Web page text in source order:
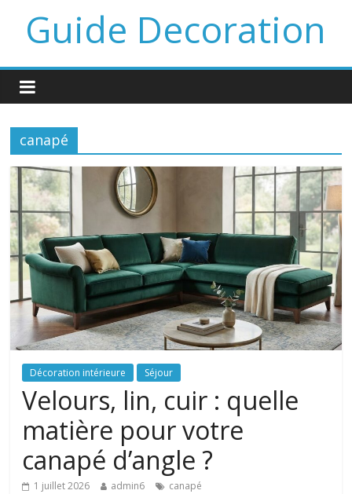
Guide Decoration
canapé
Décoration intérieure Séjour
Velours, lin, cuir : quelle
matière pour votre
canapé d’angle ?
1 juillet 2026 admin6 canapé